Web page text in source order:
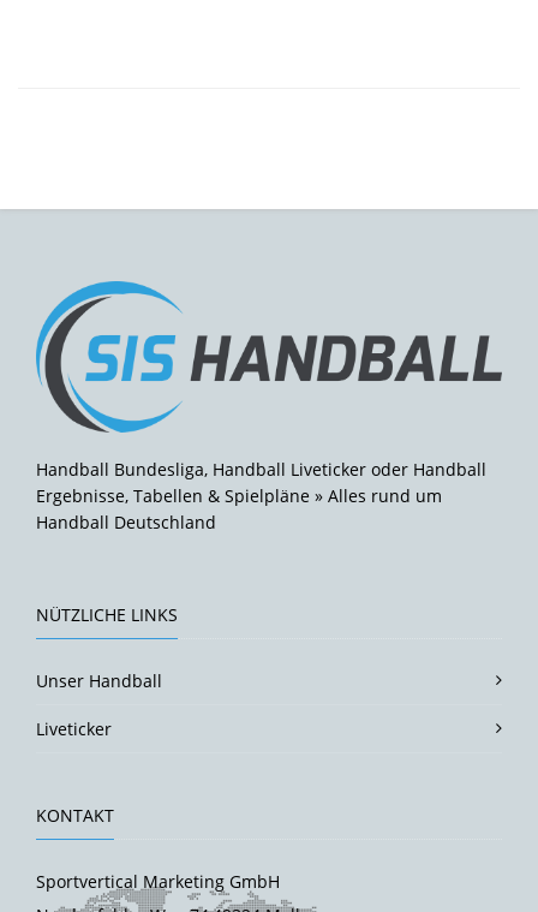
Handball Bundesliga, Handball Liveticker oder Handball
Ergebnisse, Tabellen & Spielpläne » Alles rund um
Handball Deutschland
NÜTZLICHE LINKS
Unser Handball
Liveticker
KONTAKT
Sportvertical Marketing GmbH